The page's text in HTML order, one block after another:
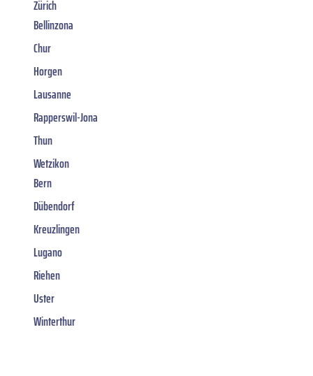
Zürich
Bellinzona
Chur
Horgen
Lausanne
Rapperswil-Jona
Thun
Wetzikon
Bern
Dübendorf
Kreuzlingen
Lugano
Riehen
Uster
Winterthur